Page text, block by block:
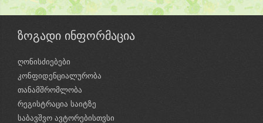
ზოგადი ინფორმაცია
ღონისძიებები
კონფიდენციალურობა
თანამშრომლობა
რეგისტრაცია საიტზე
საბავშვო ავტორებისთვსი